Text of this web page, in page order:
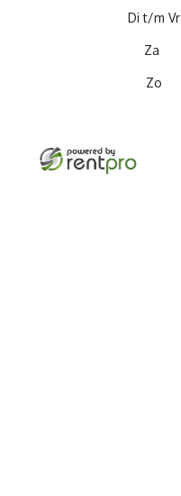
Di t/m Vr
Za
Zo